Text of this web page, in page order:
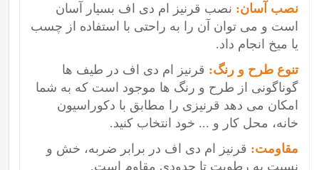
نصب آسان: نصب قرنیز ام دی اف بسیار آسان
است و می توان آن را به راحتی با استفاده از چسب
یا میخ انجام داد.
تنوع طرح و رنگ: قرنیز ام دی اف در طیف ها
گوناگونی از طرح و رنگ ها موجود است که به شما
امکان می دهد قرنیزی را مطابق با دکوراسیون
خانه، محل کار و ... خود انتخاب کنید.
مقاومت: قرنیز ام دی اف در برابر ضربه، خش و
نسبت به رطوبت تا حدودی مقاوم است.